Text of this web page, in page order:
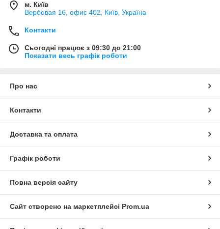
м. Київ
Вербовая 16, офис 402, Київ, Україна
Контакти
Сьогодні працює з 09:30 до 21:00
Показати весь графік роботи
Про нас
Контакти
Доставка та оплата
Графік роботи
Повна версія сайту
Сайт створено на маркетплейсі Prom.ua